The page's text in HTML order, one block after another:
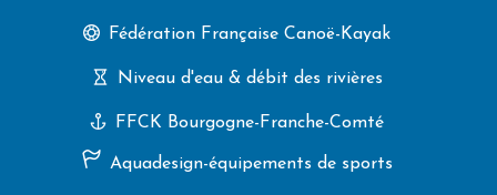
Fédération Française Canoë-Kayak
Niveau d'eau & débit des rivières
FFCK Bourgogne-Franche-Comté
Aquadesign-équipements de sports